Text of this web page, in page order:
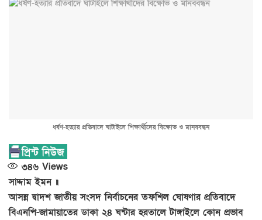
ধর্ষণ-হত্যার প্রতিবাদে ঘাটাইলে শিক্ষার্থীদের বিক্ষোভ ও মানববন্ধন
৩৪৬ Views
সাদ্দাম ইমন ॥
আসন্ন দ্বাদশ জাতীয় সংসদ নির্বাচনের তফশিল ঘোষণার প্রতিবাদে
বিএনপি-জামায়াতের ডাকা ২৪ ঘন্টার হরতালে টাঙ্গাইলে কোন প্রভাব